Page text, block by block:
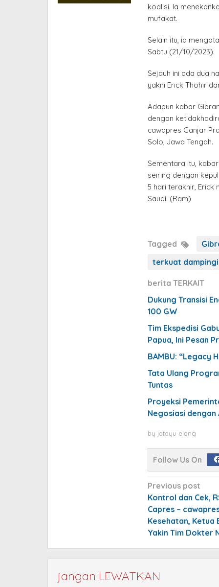
koalisi. Ia
mufakat.
Selain itu, ia
Sabtu (21/10/2023).
Sejauh ini ada dua
yakni Erick Thohir
Adapun kabar
dengan
cawapres Ganjar
Solo, Jawa Tengah.
Sementara itu,
seiring dengan
5 hari terakhir, Erick
Saudi. (Ram)
Tagged
terkuat
berita TERKAIT
Dukung Transisi
100 GW
Tim Ekspedisi
Papua, Ini Pesan
BAMBU: “Legacy
Tata Ulang
Tuntas
Proyeksi
Negosiasi dengan
by jatayu elang
Follow Us On
Post
navigation
Previous post
Kontrol dan Cek,
Capres –
Kesehatan, Ketua
Yakin Tim Dokter
jangan LEWATKAN